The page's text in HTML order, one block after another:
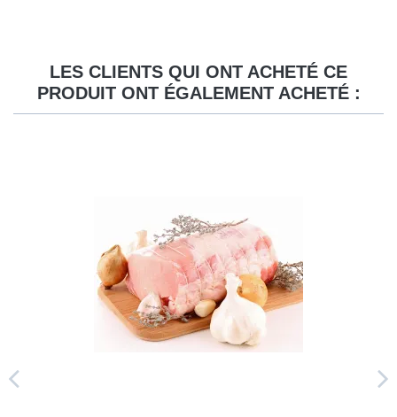
LES CLIENTS QUI ONT ACHETÉ CE
PRODUIT ONT ÉGALEMENT ACHETÉ :